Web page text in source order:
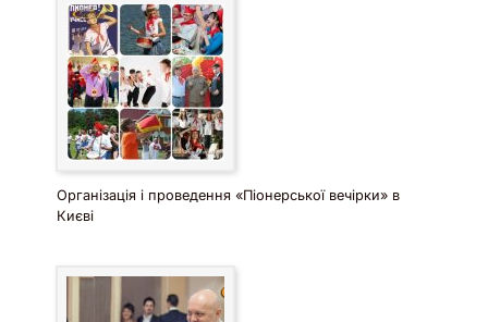
Організація і проведення «Піонерської вечірки» в
Києві